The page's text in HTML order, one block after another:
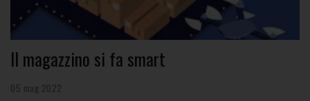
Il magazzino si fa smart
05 mag 2022